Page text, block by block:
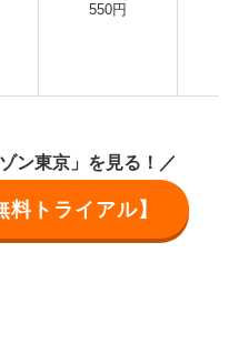
550円
ン東京」を見る！／
トライアル】